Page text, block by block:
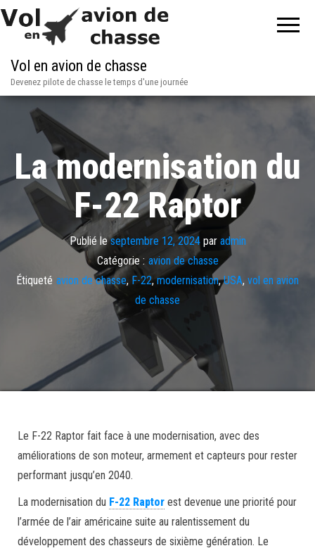
Vol en avion de chasse
Devenez pilote de chasse le temps d'une journée
La modernisation du
F-22 Raptor
Publié leseptembre 12, 2024par admin
Catégorie : avion de chasse
Étiqueté avion de chasse, F-22,modernisation,USA, vol en avion
de chasse
Le F-22 Raptor fait face à une modernisation, avec des
améliorations de son moteur, armement et capteurs pour rester
performant jusqu’en 2040.
La modernisation du F-22 Raptor est devenue une priorité pour
l’armée de l’air américaine suite au ralentissement du
développement des chasseurs de sixième génération. Le